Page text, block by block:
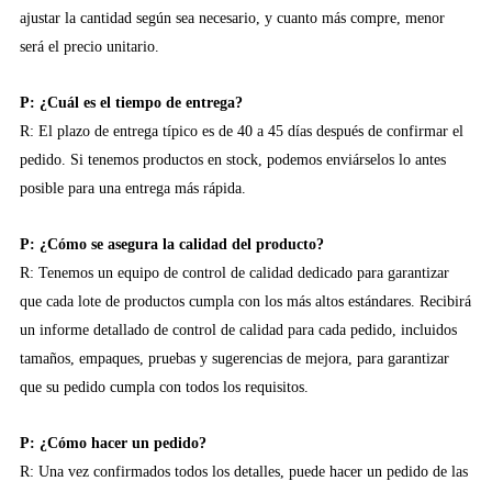
ajustar la cantidad según sea necesario, y cuanto más compre, menor
será el precio unitario.
P: ¿Cuál es el tiempo de entrega?
R: El plazo de entrega típico es de 40 a 45 días después de confirmar el
pedido. Si tenemos productos en stock, podemos enviárselos lo antes
posible para una entrega más rápida.
P: ¿Cómo se asegura la calidad del producto?
R: Tenemos un equipo de control de calidad dedicado para garantizar
que cada lote de productos cumpla con los más altos estándares. Recibirá
un informe detallado de control de calidad para cada pedido, incluidos
tamaños, empaques, pruebas y sugerencias de mejora, para garantizar
que su pedido cumpla con todos los requisitos.
P: ¿Cómo hacer un pedido?
R: Una vez confirmados todos los detalles, puede hacer un pedido de las